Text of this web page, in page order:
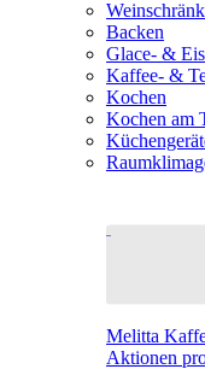
Backen
Glace- &
Kaffee- &
Kochen
Kochen am
Melitta
Aktionen